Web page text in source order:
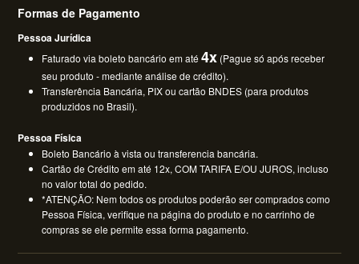
Formas de Pagamento
Pessoa Jurídica
Faturado via boleto bancário em até4x (Pague só após receber
seu produto - mediante análise de crédito).
Transferência Bancária, PIX ou cartão BNDES (para produtos
produzidos no Brasil).
Pessoa Física
Boleto Bancário à vista ou transferencia bancária.
Cartão de Crédito em até 12x, COM TARIFA E/OU JUROS, incluso
no valor total do pedido.
*ATENÇÃO: Nem todos os produtos poderão ser comprados como
Pessoa Física, verifique na página do produto e no carrinho de
compras se ele permite essa forma pagamento.